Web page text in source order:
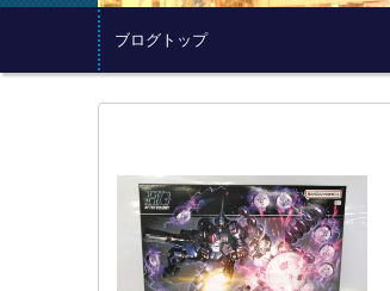
ブログトップ